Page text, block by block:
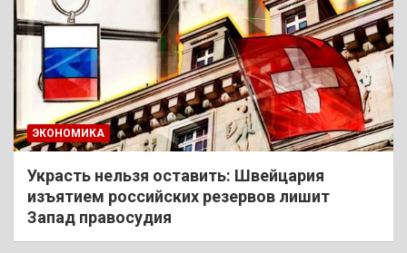
ЭКОНОМИКА
Украсть нельзя оставить: Швейцария
изъятием российских резервов лишит
Запад правосудия